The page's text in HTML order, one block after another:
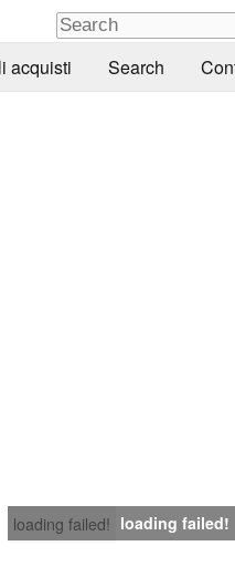
acquisti Search
loading failed! loading failed!